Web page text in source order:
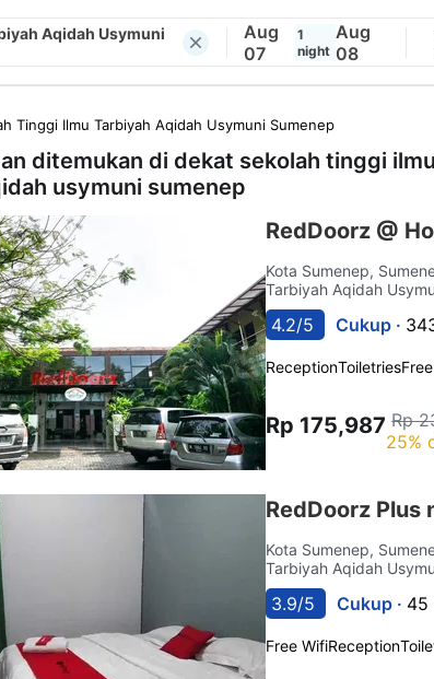
Aqidah Usymuni
Aug
07
1
night
Aug
08
Tinggi Ilmu Tarbiyah Aqidah Usymuni Sumenep
ditemukan di dekat sekolah tinggi ilmu
usymuni sumenep
RedDoorz @
Kota Sumenep,
Tarbiyah Aqidah
4.2/5 Cukup ·
ReceptionToiletries
Rp 175,987 Rp
25%
RedDoorz Plus
Kota Sumenep,
Tarbiyah Aqidah
3.9/5 Cukup · 45
Free WifiReception